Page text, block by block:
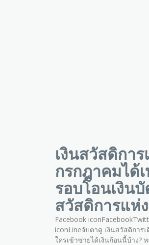
เงินสวัสดิกา
กรกฎาคมได้
รอบโอนเงิน
สวัสดิการแห่
Facebook
iconLineจับตาดู เงินสวัสดิการ
ใครเข้าข่ายได้เงินก้อนนี้บ้าง?